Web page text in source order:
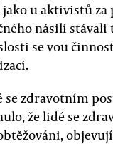
u aktivistů
násilí stávali
se vou
se zdravotním
že lidé se